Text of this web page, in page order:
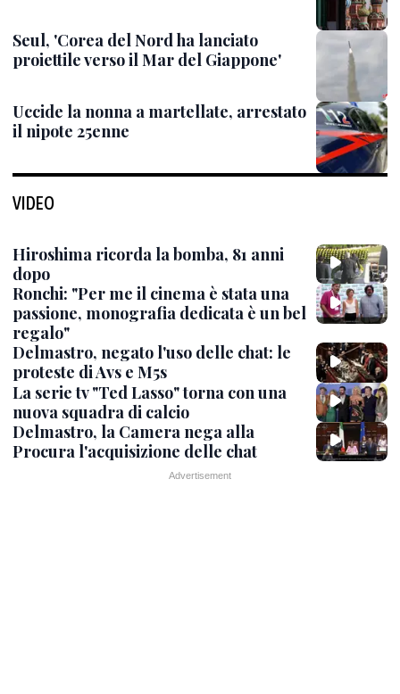
Seul, 'Corea del Nord ha lanciato
proiettile verso il Mar del Giappone'
Uccide la nonna a martellate, arrestato
il nipote 25enne
VIDEO
Hiroshima ricorda la bomba, 81 anni
dopo
Ronchi: "Per me il cinema è stata una
passione, monografia dedicata è un bel
regalo"
Delmastro, negato l'uso delle chat: le
proteste di Avs e M5s
La serie tv "Ted Lasso" torna con una
nuova squadra di calcio
Delmastro, la Camera nega alla
Procura l'acquisizione delle chat